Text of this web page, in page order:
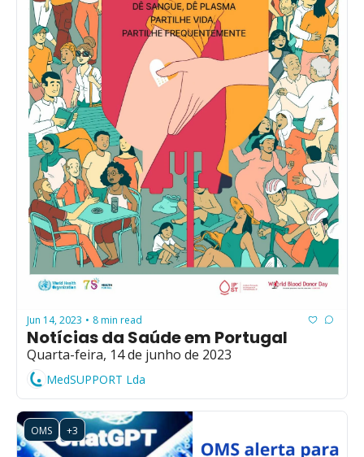
Jun 14, 2023 • 8 min read
Notícias da Saúde em Portugal
Quarta-feira, 14 de junho de 2023
MedSUPPORT Lda
OMS +3